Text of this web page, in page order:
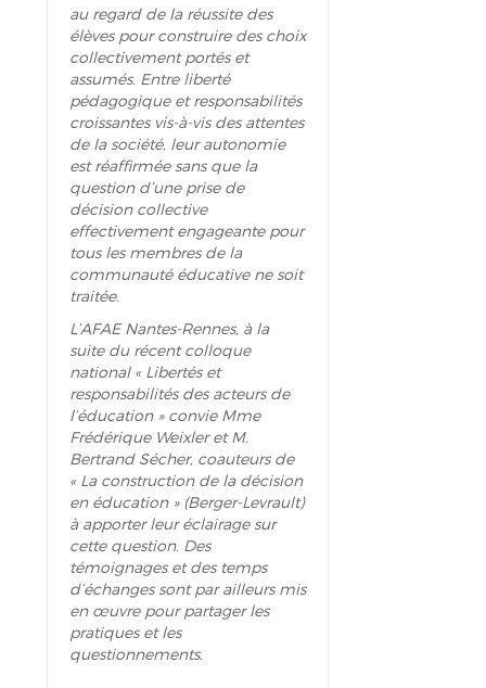
au regard de la réussite des
élèves pour construire des choix
collectivement portés et
assumés. Entre liberté
pédagogique et responsabilités
croissantes vis-à-vis des attentes
de la société, leur autonomie
est réaffirmée sans que la
question d’une prise de
décision collective
effectivement engageante pour
tous les membres de la
communauté éducative ne soit
traitée.
L’AFAE Nantes-Rennes, à la
suite du récent colloque
national « Libertés et
responsabilités des acteurs de
l’éducation » convie Mme
Frédérique Weixler et M.
Bertrand Sécher, coauteurs de
« La construction de la décision
en éducation » (Berger-Levrault)
à apporter leur éclairage sur
cette question. Des
témoignages et des temps
d’échanges sont par ailleurs mis
en œuvre pour partager les
pratiques et les
questionnements.